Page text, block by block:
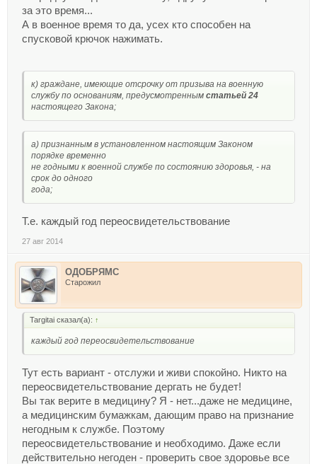
за это время...
А в военное время то да, усех кто способен на
спусковой крючок нажимать.
к) граждане, имеющие отсрочку от призыва на военную
службу по основаниям, предусмотренным статьей 24
настоящего Закона;
а) признанным в установленном настоящим Законом
порядке временно
не годными к военной службе по состоянию здоровья, - на
срок до одного
года;
Т.е. каждый год переосвидетельствование
27 авг 2014
ОДОБРЯМС
Старожил
Targitai сказал(а): ↑
каждый год переосвидетельствование
Тут есть вариант - отслужи и живи спокойно. Никто на
переосвидетельствование дергать не будет!
Вы так верите в медицину? Я - нет...даже не медицине,
а медицинским бумажкам, дающим право на признание
негодным к службе. Поэтому
переосвидетельствование и необходимо. Даже если
действительно негоден - проверить свое здоровье все